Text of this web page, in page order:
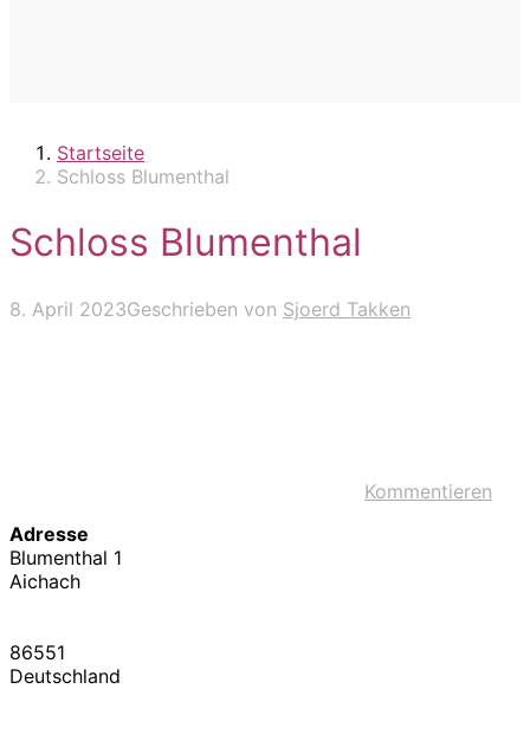
Startseite
Schloss Blumenthal
Schloss Blumenthal
8. April 2023Geschrieben von Sjoerd Takken
Kommentieren
Adresse
Blumenthal 1
Aichach
86551
Deutschland